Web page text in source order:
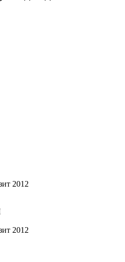
2012
2012